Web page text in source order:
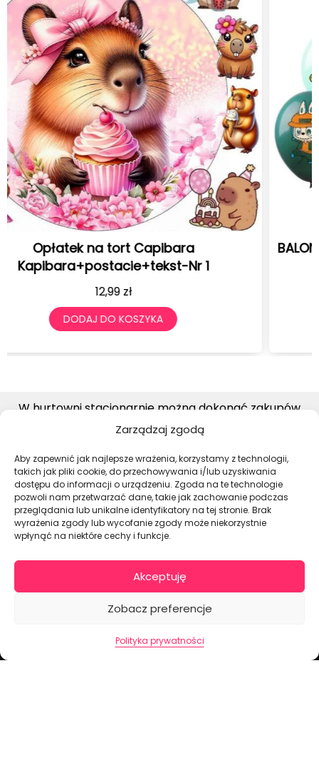
Zarządzaj zgodą
Aby zapewnić jak najlepsze wrażenia, korzystamy z technologii,
takich jak pliki cookie, do przechowywania i/lub uzyskiwania
dostępu do informacji o urządzeniu. Zgoda na te technologie
pozwoli nam przetwarzać dane, takie jak zachowanie podczas
przeglądania lub unikalne identyfikatory na tej stronie. Brak
wyrażenia zgody lub wycofanie zgody może niekorzystnie
wpłynąć na niektóre cechy i funkcje.
Akceptuję
Zobacz preferencje
Polityka prywatności
BALONY URODZINOWE Z NADRUKIEM LABUBU 12
SZTUK 30 CM
DODAJ DO KOSZYKA
W hurtowni stacjonarnie można dokonać zakupów
detalicznych, wyłącznie w piątki od godziny 7:00-14:30
Dekoracje na torty i akcesoria imprezowe
+48 511 246 275